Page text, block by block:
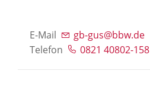
E-Mail
gb-gus@bbw.de
Telefon
0821 40802-158